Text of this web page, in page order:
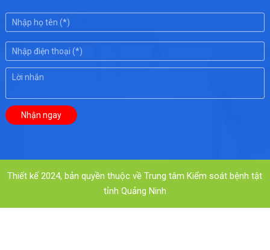
Thiết kế 2024, bản quyền thuộc về Trung tâm Kiểm soát bệnh tật
tỉnh Quảng Ninh